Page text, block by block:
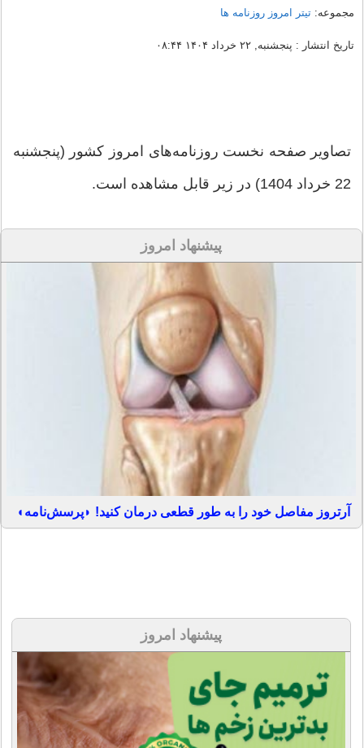
مجموعه:تیتر امروز روزنامه ها
تاریخ انتشار : پنجشنبه, ۲۲ خرداد ۱۴۰۴ ۰۸:۴۴
تصاویر صفحه نخست روزنامه‌های امروز کشور (پنجشنبه
22 خرداد 1404) در زیر قابل مشاهده است.
پیشنهاد امروز
آرتروز مفاصل خود را به طور قطعی درمان کنید! ◗پرسش‌نامه◖
پیشنهاد امروز